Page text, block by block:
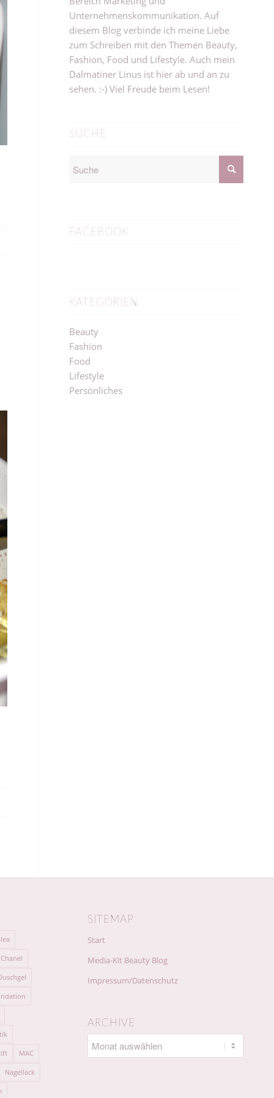
Unternehmenskommunikation. Auf
diesem Blog verbinde ich meine Liebe
zum Schreiben mit den Themen Beauty,
Fashion, Food und Lifestyle. Auch mein
Dalmatiner Linus ist hier ab und an zu
sehen. :-) Viel Freude beim Lesen!
SUCHE
FACEBOOK
KATEGORIEN
Beauty
Fashion
Food
Lifestyle
Persönliches
Chanel
MAC
Nagellack
SITEMAP
Start
Media-Kit Beauty Blog
Impressum/Datenschutz
ARCHIVE